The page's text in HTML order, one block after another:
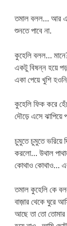
তমাল বলল… আর
শুনতে পাবে না.
কুহেলি বলল…
একটু বিষন্ন হয়ে
একা পেয়ে খুশি
কুহেলি ফিক করে
দৌড়ে এসে
চুমুতে চুমুতে ভরিয়ে
করলো… উথাল
কোথাও কোথাও… এর
তমাল কুহেলি কে
বাজ়ার থেকে ঘুরে
আছে তা তো তোমার